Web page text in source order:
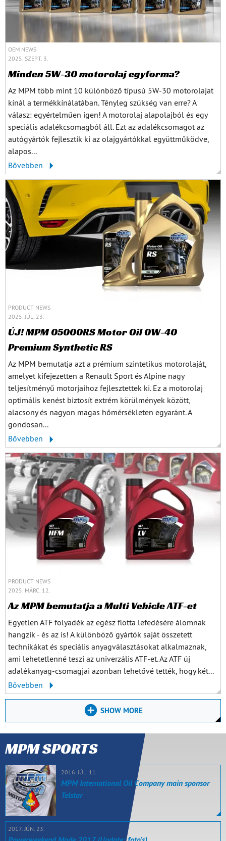
OEM NEWS
2025. SZEPT. 3.
Minden 5W-30 motorolaj egyforma?
Az MPM több mint 10 különböző típusú 5W-30 motorolajat
kínál a termékkínálatában. Tényleg szükség van erre? A
válasz: egyértelműen igen! A motorolaj alapolajból és egy
speciális adalékcsomagból áll. Ezt az adalékcsomagot az
autógyártók fejlesztik ki az olajgyártókkal együttműködve,
alapos...
Bővebben
PRODUCT NEWS
2025. JÚL. 23.
ÚJ! MPM 05000RS Motor Oil 0W-40
Premium Synthetic RS
Az MPM bemutatja azt a prémium szintetikus motorolaját,
amelyet kifejezetten a Renault Sport és Alpine nagy
teljesítményű motorjaihoz fejlesztettek ki. Ez a motorolaj
optimális kenést biztosít extrém körülmények között,
alacsony és nagyon magas hőmérsékleten egyaránt. A
gondosan...
Bővebben
PRODUCT NEWS
2025. MÁRC. 12.
Az MPM bemutatja a Multi Vehicle ATF-et
Egyetlen ATF folyadék az egész flotta lefedésére álomnak
hangzik - és az is! A különböző gyártók saját összetett
technikákat és speciális anyagválasztásokat alkalmaznak,
ami lehetetlenné teszi az univerzális ATF-et. Az ATF új
adalékanyag-csomagjai azonban lehetővé tették, hogy két...
Bővebben
SHOW MORE
MPM SPORTS
2016. JÚL. 11.
MPM International Oil Company main sponsor
Telstar
2017. JÚN. 23.